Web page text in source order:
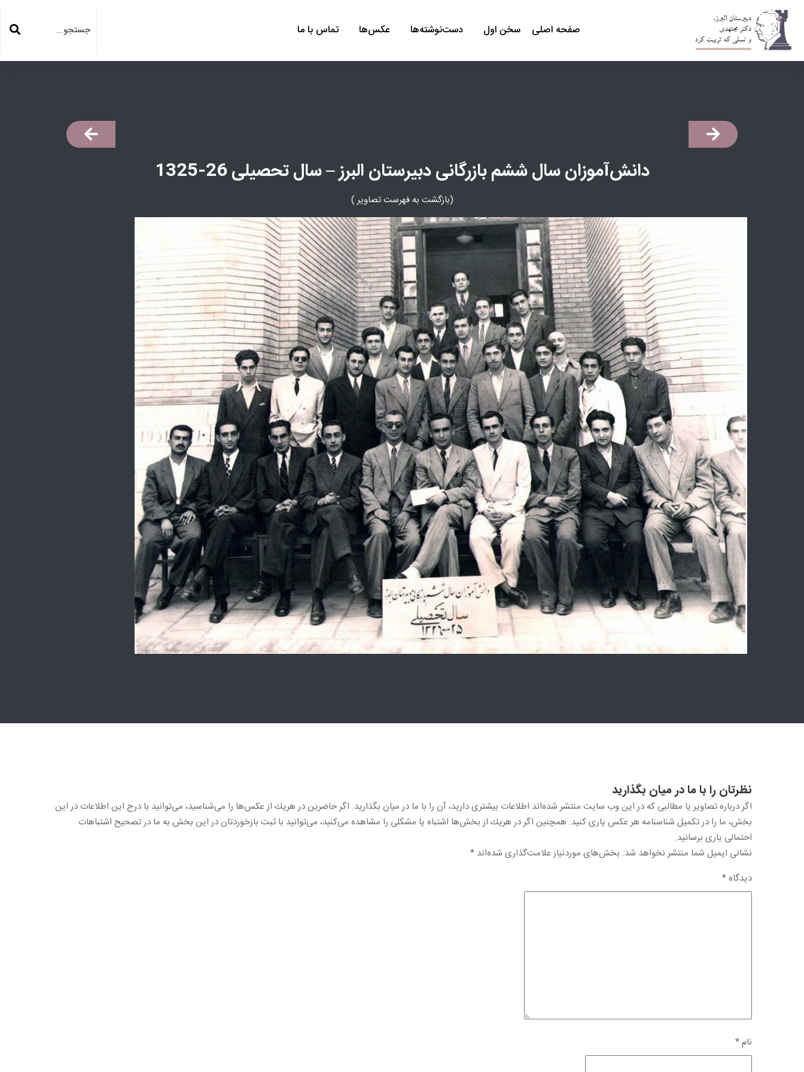
صفحه اصلی سخن اول دست‌نوشته‌ها عكس‌ها تماس با ما
دانش‌آموزان سال ششم بازرگانی دبیرستان البرز – سال تحصیلی 26-1325
(بازگشت به فهرست تصاوير )
نظرتان را با ما در ميان بگذاريد
اگر درباره تصاویر یا مطالبی كه در این وب سایت منتشر شده‌اند اطلاعات بیشتری دارید، آن را با ما در میان بگذارید. اگر حاضرین در هریك از عكس‌ها را می‌شناسید، می‌توانید با درج این اطلاعات در این
بخش، ما را در تكمیل شناسنامه هر عكس یاری كنید. همچنین اگر در هریك از بخش‌ها اشتباه یا مشكلی را مشاهده می‌كنید، می‌توانید با ثبت بازخوردتان در این بخش به ما در تصحیح اشتباهات
احتمالی یاری برسانید.
نشانی ایمیل شما منتشر نخواهد شد. بخش‌های موردنیاز علامت‌گذاری شده‌اند *
دیدگاه*
نام*